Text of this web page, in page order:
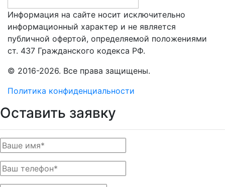
Информация на сайте носит исключительно
информационный характер и не является
публичной офертой, определяемой положениями
ст. 437 Гражданского кодекса РФ.
© 2016-2026. Все права защищены.
Политика конфиденциальности
Оставить заявку